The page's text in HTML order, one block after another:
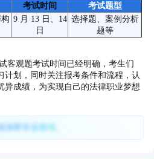
考试时间
考试题型
9 月 13 日、14
日
选择题、案例分析
题等
客观题考试时间已经明确，考生们
计划，同时关注报考条件和流程，认
异成绩，为实现自己的法律职业梦想
深耕专业领域。